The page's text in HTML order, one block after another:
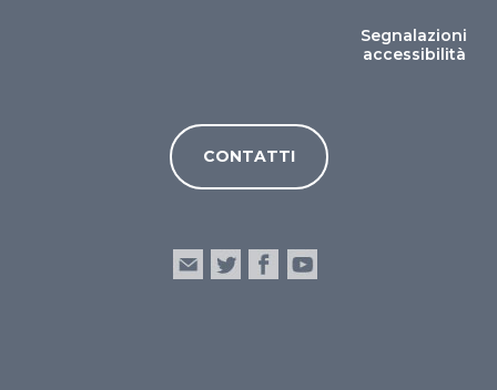
Segnalazioni
accessibilità
CONTATTI